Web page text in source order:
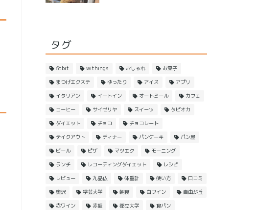
タグ
fitbit withings おしゃれ
お菓子
まつげエクステ
ゆったり アイス
アプリ
イタリアン
イートイン オートミール
カフェ
コーヒー
サイゼリヤ スイーツ
タピオカ
ダイエット
チョコ
チョコレート
テイクアウト
ディナー パンケーキ
パン屋
ビール
ピザ マツエク
モーニング
ランチ
レコーディングダイエット
レシピ
レビュー
九品仏 体重計 使い方
口コミ
奥沢
学芸大学 朝食 白ワイン
自由が丘
赤ワイン
赤坂 都立大学 食パン